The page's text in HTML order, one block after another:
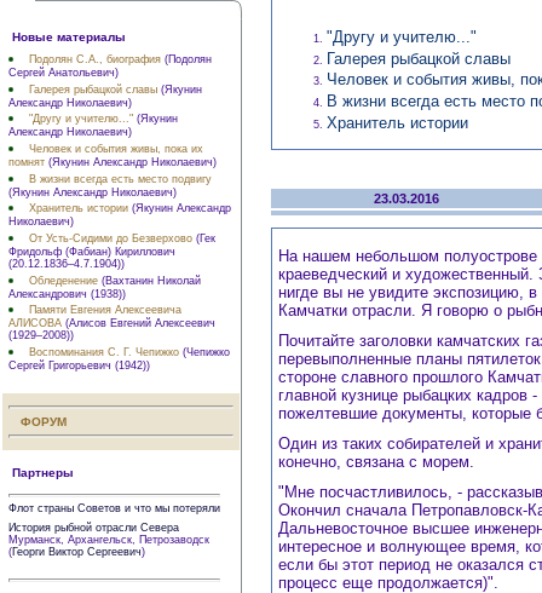
Новые материалы
Подолян С.А., биография (Подолян
Сергей Анатольевич)
Галерея рыбацкой славы (Якунин
Александр Николаевич)
"Другу и учителю..." (Якунин
Александр Николаевич)
Человек и события живы, пока их
помнят (Якунин Александр Николаевич)
В жизни всегда есть место подвигу
(Якунин Александр Николаевич)
Хранитель истории (Якунин Александр
Николаевич)
От Усть-Сидими до Безверхово (Гек
Фридольф (Фабиан) Кириллович
(20.12.1836–4.7.1904))
Обледенение (Вахтанин Николай
Александрович (1938))
Памяти Евгения Алексеевича
АЛИСОВА (Алисов Евгений Алексеевич
(1929–2008))
Воспоминания С. Г. Чепижко (Чепижко
Сергей Григорьевич (1942))
ФОРУМ
Партнеры
Флот страны Советов и что мы потеряли
История рыбной отрасли Севера
Мурманск, Архангельск, Петрозаводск
(Георги Виктор Сергеевич)
"Другу и учителю..."
Галерея рыбацкой славы
Человек и события живы,
В жизни всегда есть место
Хранитель истории
23.03.2016
На нашем небольшом полуострове
краеведческий и
нигде вы не увидите экспозицию,
Камчатки отрасли. Я говорю о
Почитайте заголовки камчатских
перевыполненные планы
стороне славного прошлого
главной кузнице рыбацких кадров
пожелтевшие документы, которые
Один из таких собирателей и
конечно, связана с морем.
"Мне посчастливилось, -
Окончил сначала Петропавловск-
Дальневосточное высшее
интересное и волнующее время,
если бы этот период не оказался
процесс еще продолжается)".